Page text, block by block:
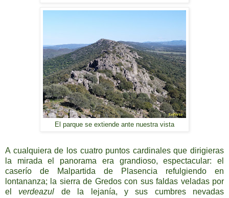
El parque se extiende ante nuestra vista
A cualquiera de los cuatro puntos cardinales que dirigieras
la mirada el panorama era grandioso, espectacular: el
caserío de Malpartida de Plasencia refulgiendo en
lontananza; la sierra de Gredos con sus faldas veladas por
el verdeazul de la lejanía, y sus cumbres nevadas